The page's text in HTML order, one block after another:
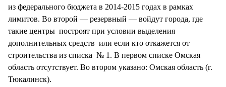
из федерального бюджета в 2014-2015 годах в рамках
лимитов. Во второй — резервный — войдут города, где
такие центры построят при условии выделения
дополнительных средств или если кто откажется от
строительства из списка № 1. В первом списке Омская
область отсутствует. Во втором указано: Омская область (г.
Тюкалинск).